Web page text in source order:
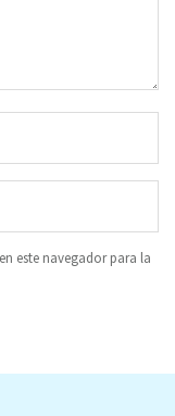
este navegador para la